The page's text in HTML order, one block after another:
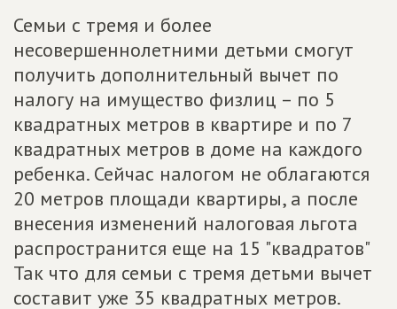
Семьи с тремя и более
несовершеннолетними детьми смогут
получить дополнительный вычет по
налогу на имущество физлиц – по 5
квадратных метров в квартире и по 7
квадратных метров в доме на каждого
ребенка. Сейчас налогом не облагаются
20 метров площади квартиры, а после
внесения изменений налоговая льгота
распространится еще на 15 "квадратов"
Так что для семьи с тремя детьми вычет
составит уже 35 квадратных метров.